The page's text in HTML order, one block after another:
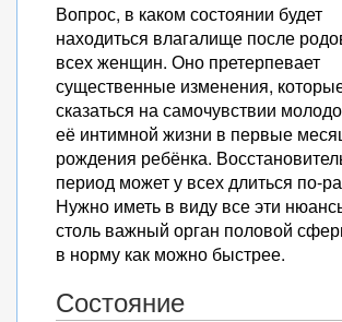
Вопрос, в каком состоянии будет
находиться влагалище после
всех женщин. Оно претерпевает
существенные изменения,
сказаться на самочувствии
её интимной жизни в первые
рождения ребёнка.
период может у всех длиться по-
Нужно иметь в виду все эти
столь важный орган половой
в норму как можно быстрее.
Состояние